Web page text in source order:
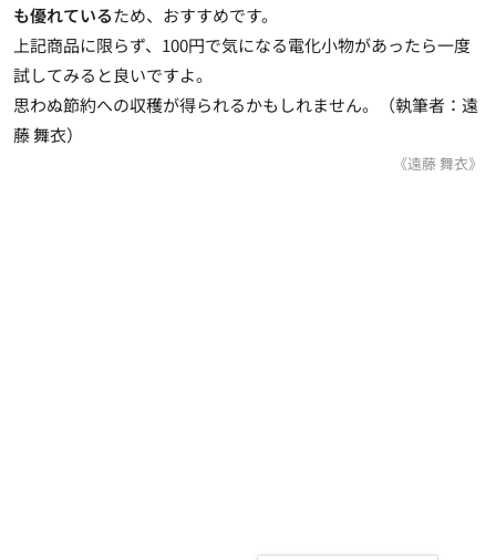
も優れているため、おすすめです。
上記商品に限らず、100円で気になる電化小物があったら一度
試してみると良いですよ。
思わぬ節約への収穫が得られるかもしれません。（執筆者：遠
藤 舞衣）
《遠藤 舞衣》